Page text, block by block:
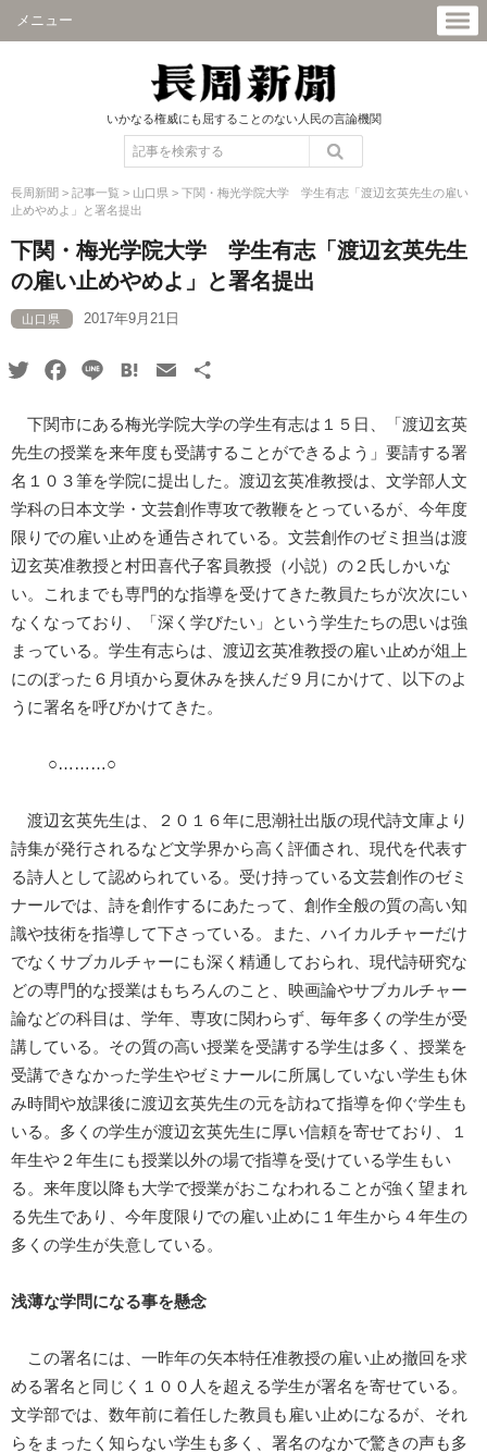
メニュー
いかなる権威にも屈することのない人民の言論機関
長周新聞 > 記事一覧 > 山口県 > 下関・梅光学院大学 学生有志「渡辺玄英先生の雇い
止めやめよ」と署名提出
下関・梅光学院大学 学生有志「渡辺玄英先生
の雇い止めやめよ」と署名提出
山口県 2017年9月21日
TwitterFacebook
Line HatenaEmail
下関市にある梅光学院大学の学生有志は１５日、「渡辺玄英
先生の授業を来年度も受講することができるよう」要請する署
名１０３筆を学院に提出した。渡辺玄英准教授は、文学部人文
学科の日本文学・文芸創作専攻で教鞭をとっているが、今年度
限りでの雇い止めを通告されている。文芸創作のゼミ担当は渡
辺玄英准教授と村田喜代子客員教授（小説）の２氏しかいな
い。これまでも専門的な指導を受けてきた教員たちが次次にい
なくなっており、「深く学びたい」という学生たちの思いは強
まっている。学生有志らは、渡辺玄英准教授の雇い止めが俎上
にのぼった６月頃から夏休みを挟んだ９月にかけて、以下のよ
うに署名を呼びかけてきた。
○………○
渡辺玄英先生は、２０１６年に思潮社出版の現代詩文庫より
詩集が発行されるなど文学界から高く評価され、現代を代表す
る詩人として認められている。受け持っている文芸創作のゼミ
ナールでは、詩を創作するにあたって、創作全般の質の高い知
識や技術を指導して下さっている。また、ハイカルチャーだけ
でなくサブカルチャーにも深く精通しておられ、現代詩研究な
どの専門的な授業はもちろんのこと、映画論やサブカルチャー
論などの科目は、学年、専攻に関わらず、毎年多くの学生が受
講している。その質の高い授業を受講する学生は多く、授業を
受講できなかった学生やゼミナールに所属していない学生も休
み時間や放課後に渡辺玄英先生の元を訪ねて指導を仰ぐ学生も
いる。多くの学生が渡辺玄英先生に厚い信頼を寄せており、１
年生や２年生にも授業以外の場で指導を受けている学生もい
る。来年度以降も大学で授業がおこなわれることが強く望まれ
る先生であり、今年度限りでの雇い止めに１年生から４年生の
多くの学生が失意している。
浅薄な学問になる事を懸念
この署名には、一昨年の矢本特任准教授の雇い止め撤回を求
める署名と同じく１００人を超える学生が署名を寄せている。
文学部では、数年前に着任した教員も雇い止めになるが、それ
らをまったく知らない学生も多く、署名のなかで驚きの声も多